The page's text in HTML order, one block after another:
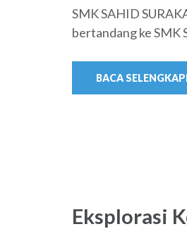
SMK SAHID
bertandang ke SMK
BACA
Eksplorasi